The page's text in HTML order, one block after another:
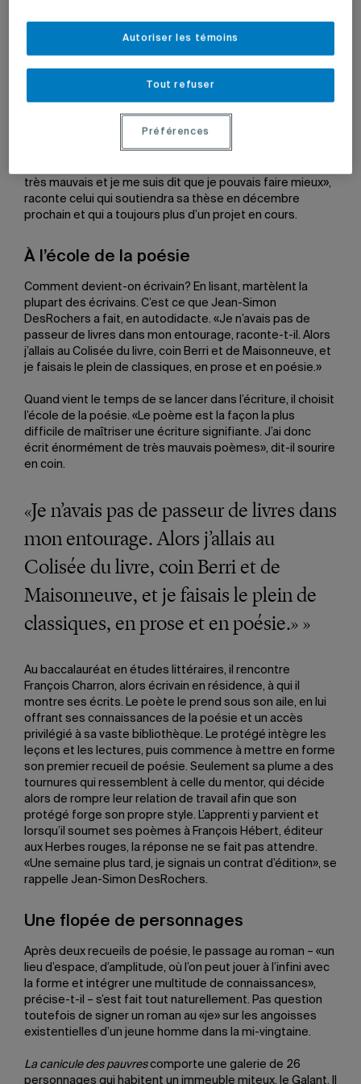
(2009), un roman de 671 pages. Depuis, deux autres
romans sont sortis des presses,Le sablier des solitudes
(2011) etDemain sera sans rêves(2013), également bien
accueillis par la critique.
Doctorant en études littéraires, Jean-Simon DesRochers
cultive une passion dévorante pour l’écriture et la
littérature, et il assume haut et fort son statut d’écrivain.
C’est normal, dit-il, puisqu’il a décidé dès l’âge de 14 ans
très mauvais et je me suis dit que je pouvais faire mieux»,
raconte celui qui soutiendra sa thèse en décembre
prochain et qui a toujours plus d’un projet en cours.
À l’école de la poésie
Comment devient-on écrivain? En lisant, martèlent la
plupart des écrivains. C’est ce que Jean-Simon
DesRochers a fait, en autodidacte. «Je n’avais pas de
passeur de livres dans mon entourage, raconte-t-il. Alors
j’allais au Colisée du livre, coin Berri et de Maisonneuve, et
je faisais le plein de classiques, en prose et en poésie.»
Quand vient le temps de se lancer dans l’écriture, il choisit
l’école de la poésie. «Le poème est la façon la plus
difficile de maîtriser une écriture signifiante. J’ai donc
écrit énormément de très mauvais poèmes», dit-il sourire
en coin.
«Je n’avais pas de passeur de livres dans
mon entourage. Alors j’allais au
Colisée du livre, coin Berri et de
Maisonneuve, et je faisais le plein de
classiques, en prose et en poésie.» »
Au baccalauréat en études littéraires, il rencontre
François Charron, alors écrivain en résidence, à qui il
montre ses écrits. Le poète le prend sous son aile, en lui
offrant ses connaissances de la poésie et un accès
privilégié à sa vaste bibliothèque. Le protégé intègre les
leçons et les lectures, puis commence à mettre en forme
son premier recueil de poésie. Seulement sa plume a des
tournures qui ressemblent à celle du mentor, qui décide
alors de rompre leur relation de travail afin que son
protégé forge son propre style. L’apprenti y parvient et
lorsqu’il soumet ses poèmes à François Hébert, éditeur
aux Herbes rouges, la réponse ne se fait pas attendre.
«Une semaine plus tard, je signais un contrat d’édition», se
rappelle Jean-Simon DesRochers.
Une flopée de personnages
Après deux recueils de poésie, le passage au roman – «un
lieu d’espace, d’amplitude, où l’on peut jouer à l’infini avec
la forme et intégrer une multitude de connaissances»,
précise-t-il – s’est fait tout naturellement. Pas question
toutefois de signer un roman au «je» sur les angoisses
existentielles d’un jeune homme dans la mi-vingtaine.
La canicule des pauvrescomporte une galerie de 26
personnages qui habitent un immeuble miteux, le Galant. Il
Tout refuser
Autoriser les témoins
Préférences